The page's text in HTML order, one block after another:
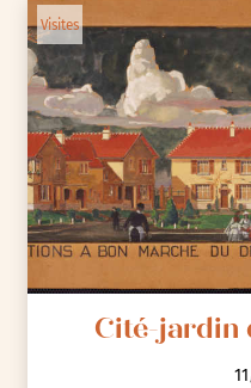
Visites
Cité-jardin